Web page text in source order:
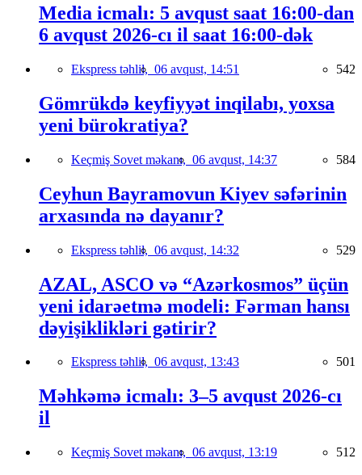
Media icmalı: 5 avqust saat 16:00-dan
6 avqust 2026-cı il saat 16:00-dək
Ekspress təhlil, 06 avqust, 14:51 542
Gömrükdə keyfiyyət inqilabı, yoxsa
yeni bürokratiya?
Keçmiş Sovet məkanı, 06 avqust, 14:37 584
Ceyhun Bayramovun Kiyev səfərinin
arxasında nə dayanır?
Ekspress təhlil, 06 avqust, 14:32 529
AZAL, ASCO və “Azərkosmos” üçün
yeni idarəetmə modeli: Fərman hansı
dəyişiklikləri gətirir?
Ekspress təhlil, 06 avqust, 13:43 501
Məhkəmə icmalı: 3–5 avqust 2026-cı
il
Keçmiş Sovet məkanı, 06 avqust, 13:19 512